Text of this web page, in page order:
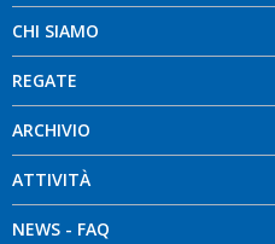
CHI SIAMO
REGATE
ARCHIVIO
ATTIVITÀ
NEWS - FAQ